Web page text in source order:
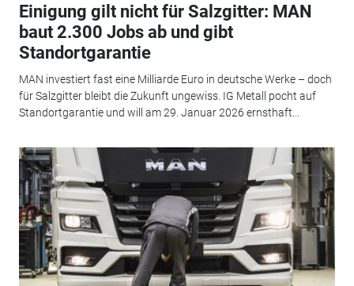
Einigung gilt nicht für Salzgitter: MAN
baut 2.300 Jobs ab und gibt
Standortgarantie
MAN investiert fast eine Milliarde Euro in deutsche Werke – doch
für Salzgitter bleibt die Zukunft ungewiss. IG Metall pocht auf
Standortgarantie und will am 29. Januar 2026 ernsthaft...